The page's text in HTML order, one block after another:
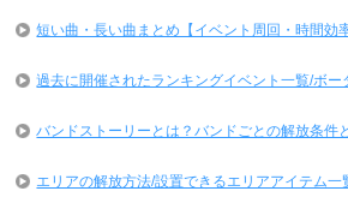
短い曲・長い曲まとめ【イベント周回・時間効
過去に開催されたランキングイベント一覧/ボー
バンドストーリーとは？バンドごとの解放条件
エリアの解放方法/設置できるエリアアイテム一